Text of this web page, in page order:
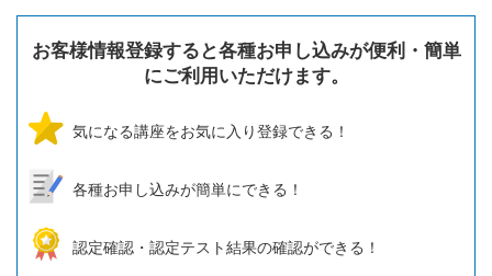
お客様情報登録すると各種お申し込みが便利・簡単
にご利用いただけます。
気になる講座をお気に入り登録できる！
各種お申し込みが簡単にできる！
認定確認・認定テスト結果の確認ができる！